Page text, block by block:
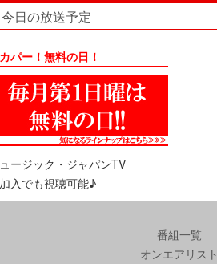
今日の放送予定
パー！無料の日！
ージック・ジャパンTV
入でも視聴可能♪
番組一覧
オンエアリスト